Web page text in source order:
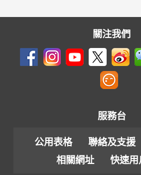
關注我們
服務台
公用表格 聯絡及支援
相關網址
快速用